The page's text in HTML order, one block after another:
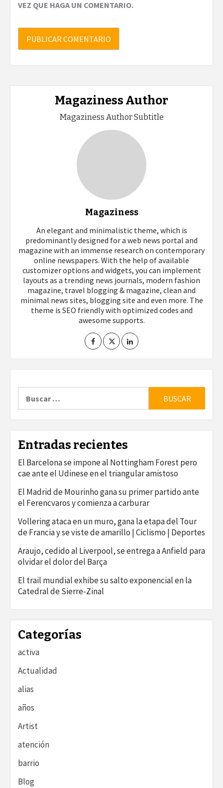
VEZ QUE HAGA UN COMENTARIO.
Magaziness Author
Magaziness Author Subtitle
Magaziness
An elegant and minimalistic theme, which is
predominantly designed for a web news portal and
magazine with an immense research on contemporary
online newspapers. With the help of available
customizer options and widgets, you can implement
layouts as a trending news journals, modern fashion
magazine, travel blogging & magazine, clean and
minimal news sites, blogging site and even more. The
theme is SEO friendly with optimized codes and
awesome supports.
Entradas recientes
El Barcelona se impone al Nottingham Forest pero
cae ante el Udinese en el triangular amistoso
El Madrid de Mourinho gana su primer partido ante
el Ferencvaros y comienza a carburar
Vollering ataca en un muro, gana la etapa del Tour
de Francia y se viste de amarillo | Ciclismo | Deportes
Araujo, cedido al Liverpool, se entrega a Anfield para
olvidar el dolor del Barça
El trail mundial exhibe su salto exponencial en la
Catedral de Sierre-Zinal
Categorías
activa
Actualidad
alias
años
Artist
atención
barrio
Blog